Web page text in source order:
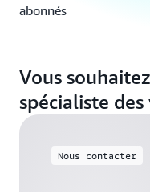
abonnés
Vous
spécialiste des
Nous contacter